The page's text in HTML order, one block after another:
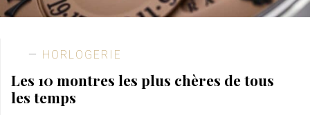
HORLOGERIE
Les 10 montres les plus chères de tous
les temps